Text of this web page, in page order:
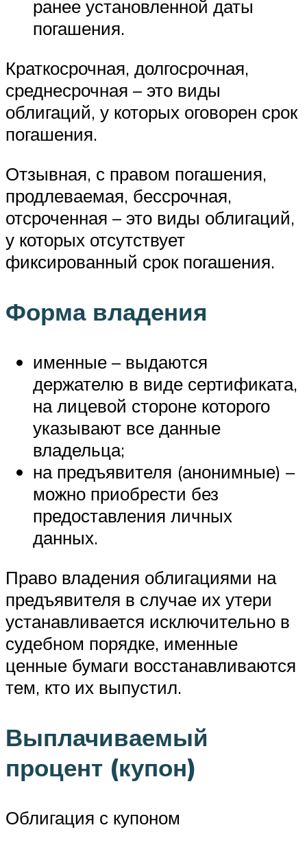
ранее установленной даты
погашения.
Краткосрочная, долгосрочная,
среднесрочная – это виды
облигаций, у которых оговорен срок
погашения.
Отзывная, с правом погашения,
продлеваемая, бессрочная,
отсроченная – это виды облигаций,
у которых отсутствует
фиксированный срок погашения.
Форма владения
именные – выдаются
держателю в виде сертификата,
на лицевой стороне которого
указывают все данные
владельца;
на предъявителя (анонимные) –
можно приобрести без
предоставления личных
данных.
Право владения облигациями на
предъявителя в случае их утери
устанавливается исключительно в
судебном порядке, именные
ценные бумаги восстанавливаются
тем, кто их выпустил.
Выплачиваемый
процент (купон)
Облигация с купоном